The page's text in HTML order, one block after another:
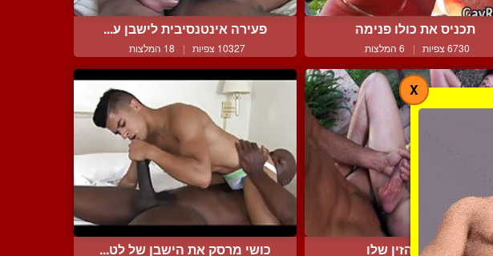
תכניס את כולו פנימה
6730 צפיות | 6 המלצות
פעירה אינטנסיבית לישבן ע...
10327 צפיות | 18 המלצות
הללו את הזין שלו כושי מרסק את הישבן של לט...
X